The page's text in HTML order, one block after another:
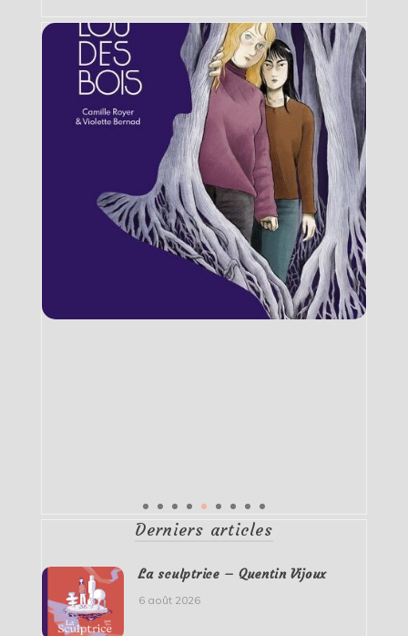
Derniers articles
La sculptrice – Quentin Vijoux
6 août 2026